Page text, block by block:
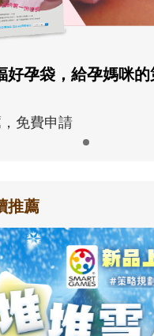
好孕袋，給孕媽咪
免費申請
推薦